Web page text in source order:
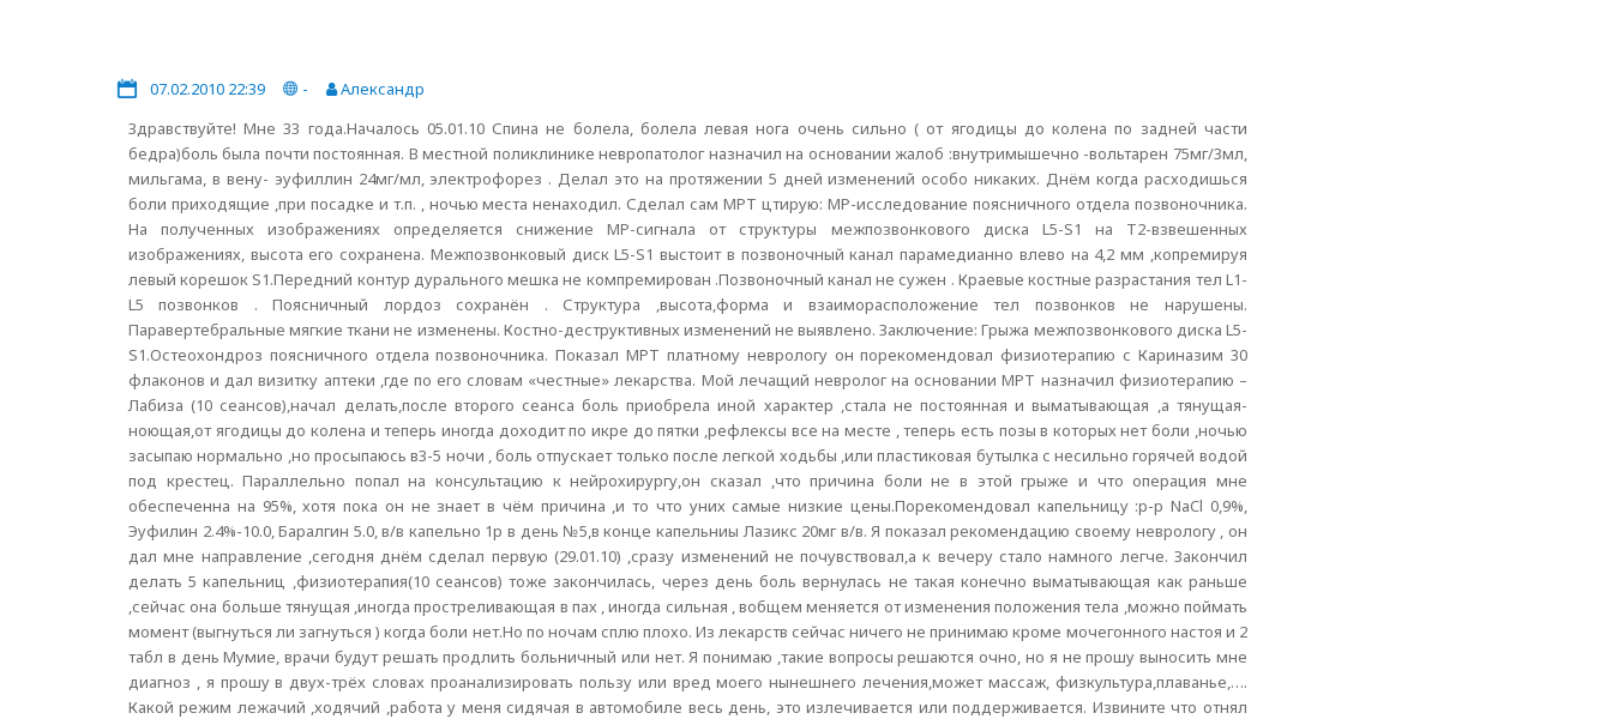
07.02.2010 22:39 -
Александр
Здравствуйте! Мне 33 года.Началось 05.01.10 Спина не болела, болела левая нога очень сильно ( от ягодицы до колена по задней части
бедра)боль была почти постоянная. В местной поликлинике невропатолог назначил на основании жалоб :внутримышечно -вольтарен 75мг/3мл,
мильгама, в вену- эуфиллин 24мг/мл, электрофорез . Делал это на протяжении 5 дней изменений особо никаких. Днём когда расходишься
боли приходящие ,при посадке и т.п. , ночью места ненаходил. Сделал сам МРТ цтирую: МР-исследование поясничного отдела позвоночника.
На полученных изображениях определяется снижение МР-сигнала от структуры межпозвонкового диска L5-S1 на Т2-взвешенных
изображениях, высота его сохранена. Межпозвонковый диск L5-S1 выстоит в позвоночный канал парамедианно влево на 4,2 мм ,копремируя
левый корешок S1.Передний контур дурального мешка не компремирован .Позвоночный канал не сужен . Краевые костные разрастания тел L1-
L5 позвонков . Поясничный лордоз сохранён . Структура ,высота,форма и взаиморасположение тел позвонков не нарушены.
Паравертебральные мягкие ткани не изменены. Костно-деструктивных изменений не выявлено. Заключение: Грыжа межпозвонкового диска L5-
S1.Остеохондроз поясничного отдела позвоночника. Показал МРТ платному неврологу он порекомендовал физиотерапию с Кариназим 30
флаконов и дал визитку аптеки ,где по его словам «честные» лекарства. Мой лечащий невролог на основании МРТ назначил физиотерапию –
Лабиза (10 сеансов),начал делать,после второго сеанса боль приобрела иной характер ,стала не постоянная и выматывающая ,а тянущая-
ноющая,от ягодицы до колена и теперь иногда доходит по икре до пятки ,рефлексы все на месте , теперь есть позы в которых нет боли ,ночью
засыпаю нормально ,но просыпаюсь в3-5 ночи , боль отпускает только после легкой ходьбы ,или пластиковая бутылка с несильно горячей водой
под крестец. Параллельно попал на консультацию к нейрохирургу,он сказал ,что причина боли не в этой грыже и что операция мне
обеспеченна на 95%, хотя пока он не знает в чём причина ,и то что уних самые низкие цены.Порекомендовал капельницу :р-р NaCl 0,9%,
Эуфилин 2.4%-10.0, Баралгин 5.0, в/в капельно 1р в день №5,в конце капельниы Лазикс 20мг в/в. Я показал рекомендацию своему неврологу , он
дал мне направление ,сегодня днём сделал первую (29.01.10) ,сразу изменений не почувствовал,а к вечеру стало намного легче. Закончил
делать 5 капельниц ,физиотерапия(10 сеансов) тоже закончилась, через день боль вернулась не такая конечно выматывающая как раньше
,сейчас она больше тянущая ,иногда простреливающая в пах , иногда сильная , вобщем меняется от изменения положения тела ,можно поймать
момент (выгнуться ли загнуться ) когда боли нет.Но по ночам сплю плохо. Из лекарств сейчас ничего не принимаю кроме мочегонного настоя и 2
табл в день Мумие, врачи будут решать продлить больничный или нет. Я понимаю ,такие вопросы решаются очно, но я не прошу выносить мне
диагноз , я прошу в двух-трёх словах проанализировать пользу или вред моего нынешнего лечения,может массаж, физкультура,плаванье,….
Какой режим лежачий ,ходячий ,работа у меня сидячая в автомобиле весь день, это излечивается или поддерживается. Извините что отнял